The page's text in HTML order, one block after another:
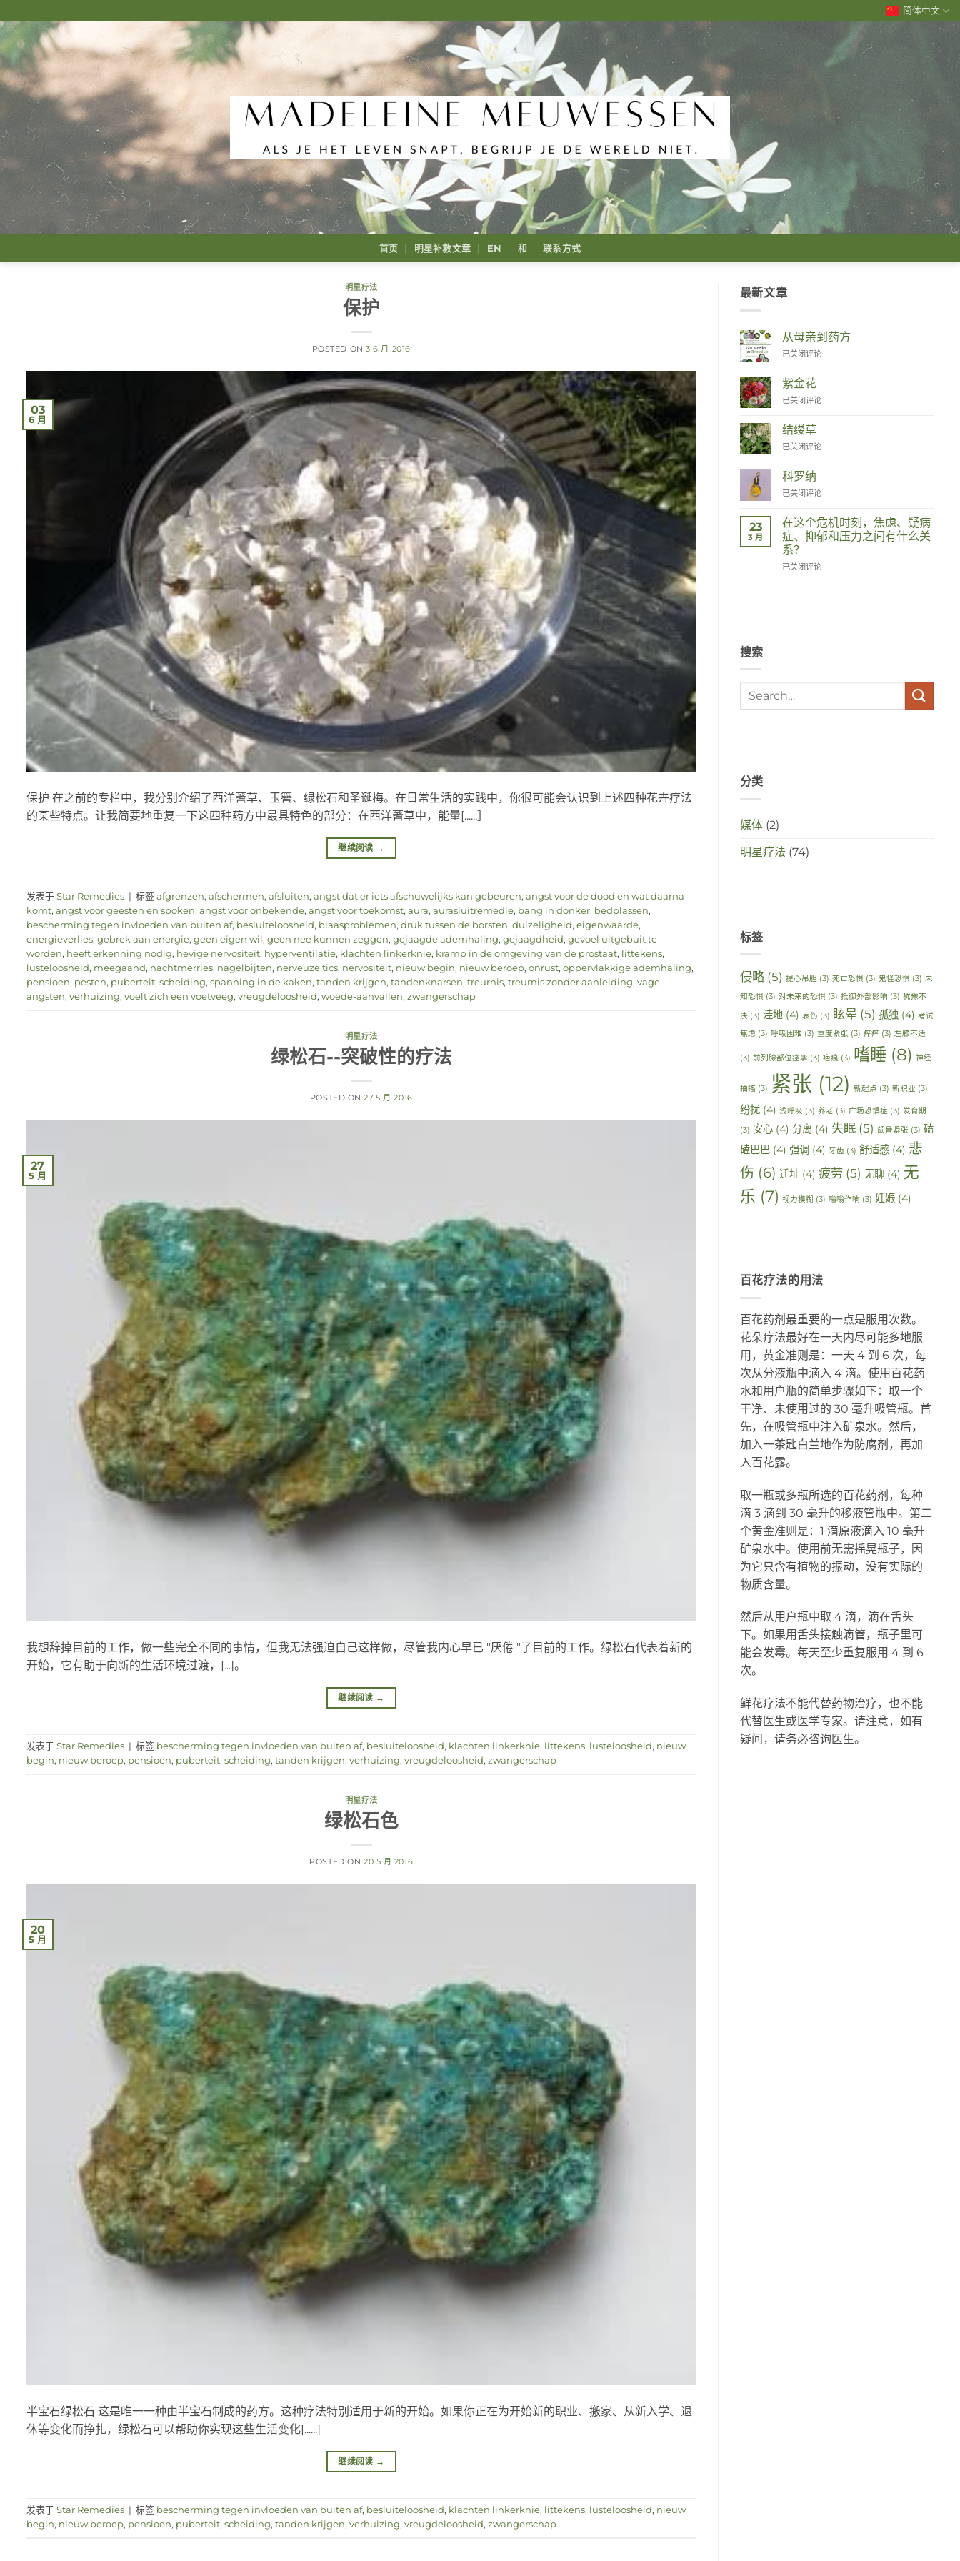
到
内
容
简体中文
首页 明星补救文章 EN 和 联系方式
明星疗法
保护
POSTED ON3 6 月 2016
03
6 月
保护 在之前的专栏中，我分别介绍了西洋蓍草、玉簪、绿松石和圣诞梅。在日常生活的实践中，你很可能会认识到上述四种花卉疗法
的某些特点。让我简要地重复一下这四种药方中最具特色的部分：在西洋蓍草中，能量[......］
继续阅读 →
发表于 Star Remedies | 标签 afgrenzen, afschermen, afsluiten, angst dat er iets afschuwelijks kan gebeuren, angst voor de dood en wat daarna
komt, angst voor geesten en spoken, angst voor onbekende, angst voor toekomst, aura, aurasluitremedie, bang in donker, bedplassen,
bescherming tegen invloeden van buiten af, besluiteloosheid, blaasproblemen, druk tussen de borsten, duizeligheid, eigenwaarde,
energieverlies, gebrek aan energie, geen eigen wil, geen nee kunnen zeggen, gejaagde ademhaling, gejaagdheid, gevoel uitgebuit te
worden, heeft erkenning nodig, hevige nervositeit, hyperventilatie, klachten linkerknie, kramp in de omgeving van de prostaat, littekens,
lusteloosheid, meegaand, nachtmerries, nagelbijten, nerveuze tics, nervositeit, nieuw begin, nieuw beroep, onrust, oppervlakkige ademhaling,
pensioen, pesten, puberteit, scheiding, spanning in de kaken, tanden krijgen, tandenknarsen, treurnis, treurnis zonder aanleiding, vage
angsten, verhuizing, voelt zich een voetveeg, vreugdeloosheid, woede-aanvallen, zwangerschap
明星疗法
绿松石--突破性的疗法
POSTED ON27 5 月 2016
27
5 月
我想辞掉目前的工作，做一些完全不同的事情，但我无法强迫自己这样做，尽管我内心早已 "厌倦 "了目前的工作。绿松石代表着新的
开始，它有助于向新的生活环境过渡，[...]。
继续阅读 →
发表于 Star Remedies | 标签 bescherming tegen invloeden van buiten af, besluiteloosheid, klachten linkerknie, littekens, lusteloosheid, nieuw
begin, nieuw beroep, pensioen, puberteit, scheiding, tanden krijgen, verhuizing, vreugdeloosheid, zwangerschap
明星疗法
绿松石色
POSTED ON 20 5 月 2016
20
5 月
半宝石绿松石 这是唯一一种由半宝石制成的药方。这种疗法特别适用于新的开始。如果你正在为开始新的职业、搬家、从新入学、退
休等变化而挣扎，绿松石可以帮助你实现这些生活变化[......]
继续阅读 →
发表于 Star Remedies | 标签 bescherming tegen invloeden van buiten af, besluiteloosheid, klachten linkerknie, littekens, lusteloosheid, nieuw
begin, nieuw beroep, pensioen, puberteit, scheiding, tanden krijgen, verhuizing, vreugdeloosheid, zwangerschap
最新文章
从母亲到药方
Van
tot
Remedies
已关闭评论
紫金花
Zinnia
已关闭评论
结缕草
Duizendknoop
已关闭评论
科罗纳
Corona
已关闭评论
23
3 月
在这个危机时刻，焦虑、疑病
症、抑郁和压力之间有什么关
系？
Wat
in
deze
已关闭评论
搜索
分类
媒体(2)
明星疗法 (74)
标签
侵略(5) 提心吊胆 (3) 死亡恐惧(3) 鬼怪恐惧(3) 未
知恐惧(3) 对未来的恐惧(3) 抵御外部影响 (3) 犹豫不
决(3) 洼地(4) 哀伤 (3) 眩晕 (5) 孤独 (4) 考试
焦虑 (3) 呼吸困难 (3) 重度紧张(3) 痒痒 (3) 左膝不适
(3) 前列腺部位痉挛 (3) 疤痕 (3) 嗜睡(8) 神经
抽搐 (3) 紧张 (12) 新起点 (3) 新职业 (3)
纷扰(4) 浅呼吸 (3) 养老 (3) 广场恐惧症(3) 发育期
(3) 安心(4) 分离(4) 失眠(5) 颌骨紧张(3) 磕
磕巴巴(4) 强调 (4) 牙齿 (3) 舒适感(4) 悲
伤 (6) 迁址(4) 疲劳(5) 无聊(4) 无
乐 (7) 视力模糊 (3) 嗡嗡作响 (3) 妊娠(4)
百花疗法的用法
百花药剂最重要的一点是服用次数。
花朵疗法最好在一天内尽可能多地服
用，黄金准则是：一天 4 到 6 次，每
次从分液瓶中滴入 4 滴。使用百花药
水和用户瓶的简单步骤如下：取一个
干净、未使用过的 30 毫升吸管瓶。首
先，在吸管瓶中注入矿泉水。然后，
加入一茶匙白兰地作为防腐剂，再加
入百花露。
取一瓶或多瓶所选的百花药剂，每种
滴 3 滴到 30 毫升的移液管瓶中。第二
个黄金准则是：1 滴原液滴入 10 毫升
矿泉水中。使用前无需摇晃瓶子，因
为它只含有植物的振动，没有实际的
物质含量。
然后从用户瓶中取 4 滴，滴在舌头
下。如果用舌头接触滴管，瓶子里可
能会发霉。每天至少重复服用 4 到 6
次。
鲜花疗法不能代替药物治疗，也不能
代替医生或医学专家。请注意，如有
疑问，请务必咨询医生。